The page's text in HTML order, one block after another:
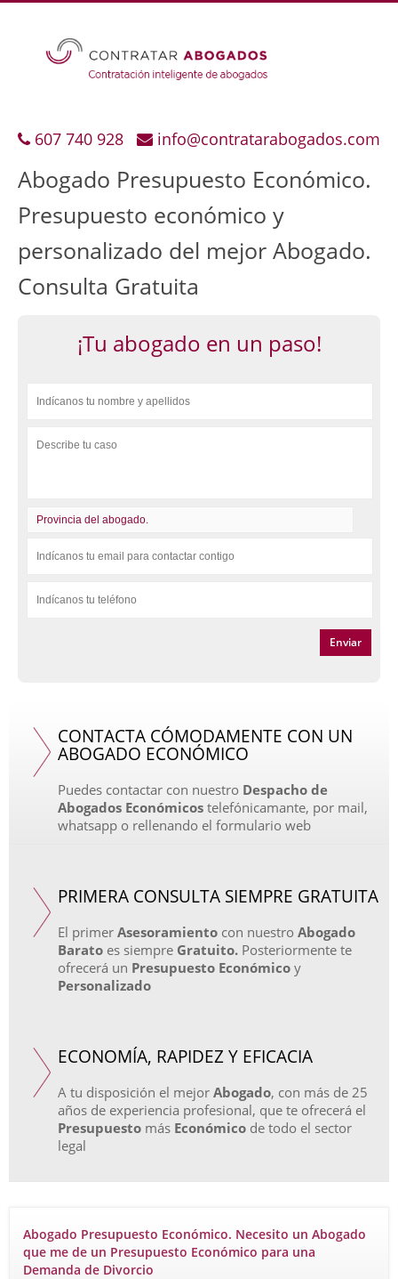
607 740 928 info@contratarabogados.com
Abogado Presupuesto Económico.
Presupuesto económico y
personalizado del mejor Abogado.
Consulta Gratuita
¡Tu abogado en un paso!
CONTACTA CÓMODAMENTE CON UN
ABOGADO ECONÓMICO
Puedes contactar con nuestro Despacho de
Abogados Económicos telefónicamante, por mail,
whatsapp o rellenando el formulario web
PRIMERA CONSULTA SIEMPRE GRATUITA
El primer Asesoramiento con nuestro Abogado
Barato es siempre Gratuito. Posteriormente te
ofrecerá un Presupuesto Económico y
Personalizado
ECONOMÍA, RAPIDEZ Y EFICACIA
A tu disposición el mejor Abogado, con más de 25
años de experiencia profesional, que te ofrecerá el
Presupuesto más Económico de todo el sector
legal
Abogado Presupuesto Económico. Necesito un Abogado
que me de un Presupuesto Económico para una
Demanda de Divorcio